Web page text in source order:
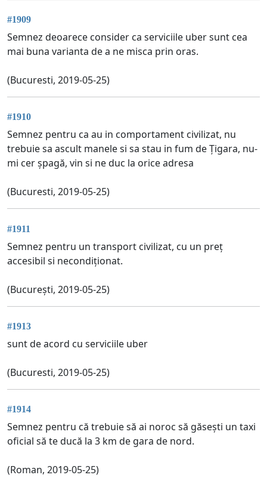
#1909
Semnez deoarece consider ca serviciile uber sunt cea
mai buna varianta de a ne misca prin oras.
(Bucuresti, 2019-05-25)
#1910
Semnez pentru ca au in comportament civilizat, nu
trebuie sa ascult manele si sa stau in fum de Țigara, nu-
mi cer șpagă, vin si ne duc la orice adresa
(Bucuresti, 2019-05-25)
#1911
Semnez pentru un transport civilizat, cu un preț
accesibil si necondiționat.
(București, 2019-05-25)
#1913
sunt de acord cu serviciile uber
(Bucuresti, 2019-05-25)
#1914
Semnez pentru că trebuie să ai noroc să găsești un taxi
oficial să te ducă la 3 km de gara de nord.
(Roman, 2019-05-25)